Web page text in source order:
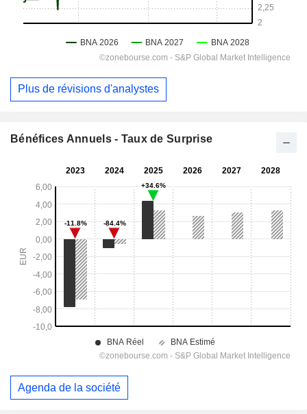
Plus de révisions d'analystes
Bénéfices Annuels - Taux de Surprise
Agenda de la société